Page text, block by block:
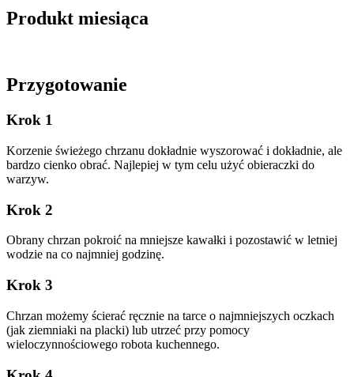
Produkt miesiąca
Przygotowanie
Krok 1
Korzenie świeżego chrzanu dokładnie wyszorować i dokładnie, ale
bardzo cienko obrać. Najlepiej w tym celu użyć obieraczki do
warzyw.
Krok 2
Obrany chrzan pokroić na mniejsze kawałki i pozostawić w letniej
wodzie na co najmniej godzinę.
Krok 3
Chrzan możemy ścierać ręcznie na tarce o najmniejszych oczkach
(jak ziemniaki na placki) lub utrzeć przy pomocy
wieloczynnościowego robota kuchennego.